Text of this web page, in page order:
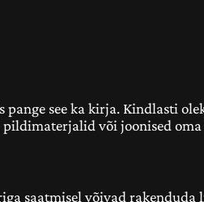
see ka kirja. Kindlasti
või joonised oma
saatmisel võivad rakenduda